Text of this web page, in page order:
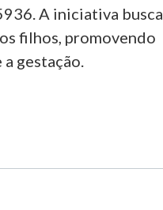
A iniciativa busca
filhos, promovendo
gestação.